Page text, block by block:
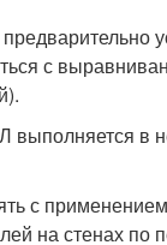
с
выполняется в
с
на стенах по